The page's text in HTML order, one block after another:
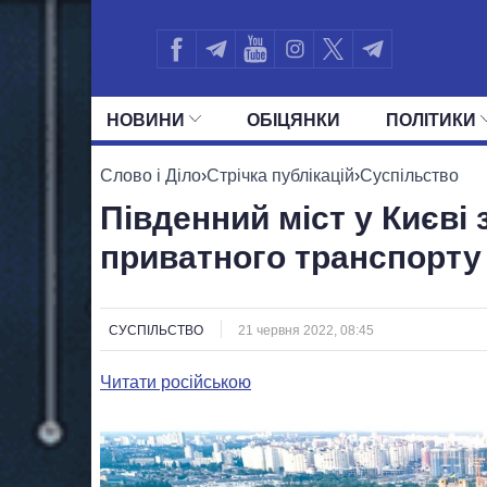
НОВИНИ ОБIЦЯНКИ ПОЛIТИКИ
УСІ ПОЛІТИКИ ПРЕЗИДЕНТ І ОФІС
Слово і Діло›Стрічка публікацій›Суспільство
Південний міст у
приватного транспорту
СУСПІЛЬСТВО 21 червня 2022, 08:45
Читати російською